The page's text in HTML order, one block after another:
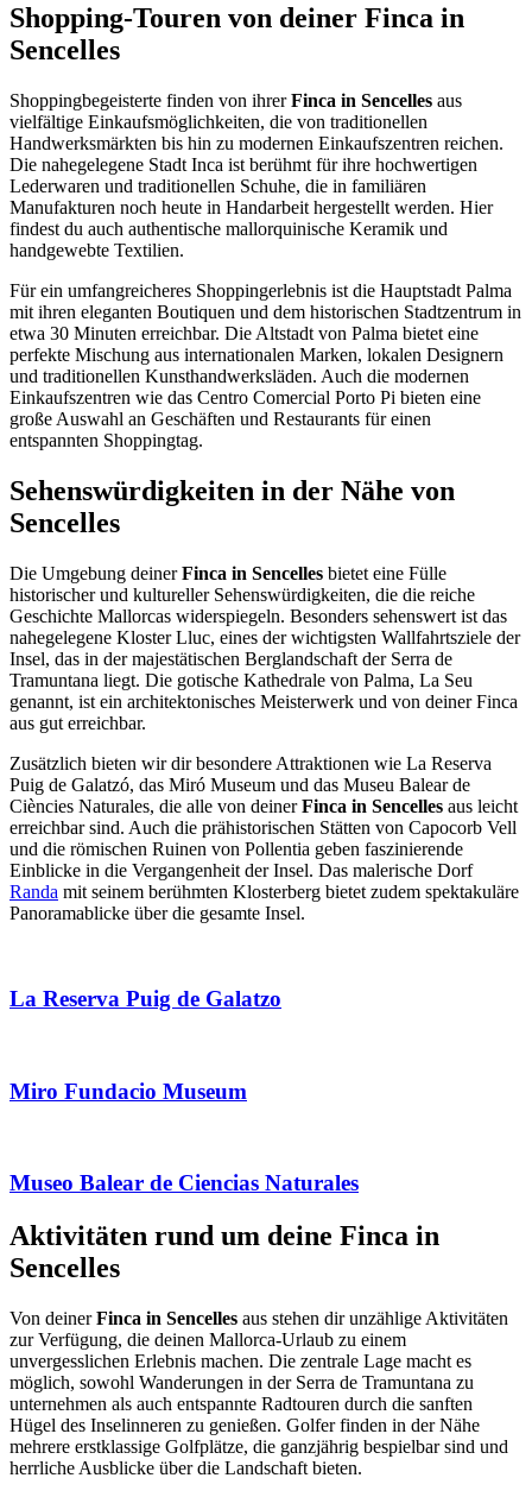
Shopping-Touren von deiner Finca in
Sencelles
Shoppingbegeisterte finden von ihrerFinca in Sencelles aus
vielfältige Einkaufsmöglichkeiten, die von traditionellen
Handwerksmärkten bis hin zu modernen Einkaufszentren reichen.
Die nahegelegene Stadt Inca ist berühmt für ihre hochwertigen
Lederwaren und traditionellen Schuhe, die in familiären
Manufakturen noch heute in Handarbeit hergestellt werden. Hier
findest du auch authentische mallorquinische Keramik und
handgewebte Textilien.
Für ein umfangreicheres Shoppingerlebnis ist die Hauptstadt Palma
mit ihren eleganten Boutiquen und dem historischen Stadtzentrum in
etwa 30 Minuten erreichbar. Die Altstadt von Palma bietet eine
perfekte Mischung aus internationalen Marken, lokalen Designern
und traditionellen Kunsthandwerksläden. Auch die modernen
Einkaufszentren wie das Centro Comercial Porto Pi bieten eine
große Auswahl an Geschäften und Restaurants für einen
entspannten Shoppingtag.
Sehenswürdigkeiten in der Nähe von
Sencelles
Die Umgebung deinerFinca in Sencelles bietet eine Fülle
historischer und kultureller Sehenswürdigkeiten, die die reiche
Geschichte Mallorcas widerspiegeln. Besonders sehenswert ist das
nahegelegene Kloster Lluc, eines der wichtigsten Wallfahrtsziele der
Insel, das in der majestätischen Berglandschaft der Serra de
Tramuntana liegt. Die gotische Kathedrale von Palma, La Seu
genannt, ist ein architektonisches Meisterwerk und von deiner Finca
aus gut erreichbar.
Zusätzlich bieten wir dir besondere Attraktionen wie La Reserva
Puig de Galatzó, das Miró Museum und das Museu Balear de
Ciències Naturales, die alle von deinerFinca in Sencelles aus leicht
erreichbar sind. Auch die prähistorischen Stätten von Capocorb Vell
und die römischen Ruinen von Pollentia geben faszinierende
Einblicke in die Vergangenheit der Insel. Das malerische Dorf
Randa mit seinem berühmten Klosterberg bietet zudem spektakuläre
Panoramablicke über die gesamte Insel.
La Reserva Puig de Galatzo
Miro Fundacio Museum
Museo Balear de Ciencias Naturales
Aktivitäten rund um deine Finca in
Sencelles
Von deinerFinca in Sencelles aus stehen dir unzählige Aktivitäten
zur Verfügung, die deinen Mallorca-Urlaub zu einem
unvergesslichen Erlebnis machen. Die zentrale Lage macht es
möglich, sowohl Wanderungen in der Serra de Tramuntana zu
unternehmen als auch entspannte Radtouren durch die sanften
Hügel des Inselinneren zu genießen. Golfer finden in der Nähe
mehrere erstklassige Golfplätze, die ganzjährig bespielbar sind und
herrliche Ausblicke über die Landschaft bieten.